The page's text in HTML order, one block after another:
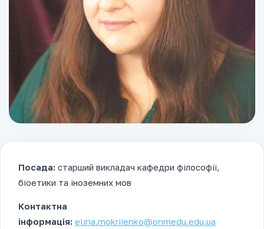
Посада: старший викладач кафедри філософії,
біоетики та іноземних мов
Контактна
інформація: elina.mokriienko@onmedu.edu.ua